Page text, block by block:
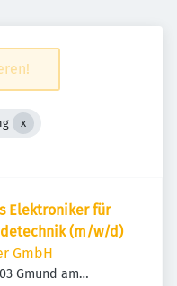
Elektroniker für
(m/w/d)
GmbH
Gmund am